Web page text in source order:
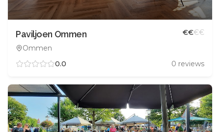
Paviljoen Ommen
Ommen
€€€€
0.0 0 reviews